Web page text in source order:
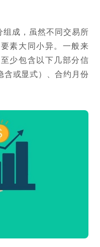
成，虽然不同交易所
素大同小异。一般来
少包含以下几部分信
含或显式）、合约月份